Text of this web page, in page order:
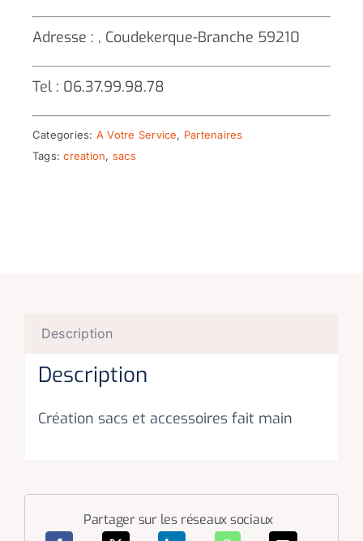
Adresse : , Coudekerque-Branche 59210
Tel : 06.37.99.98.78
Categories: A Votre Service, Partenaires
Tags:creation, sacs
Description
Description
Création sacs et accessoires fait main
Partager sur les réseaux sociaux